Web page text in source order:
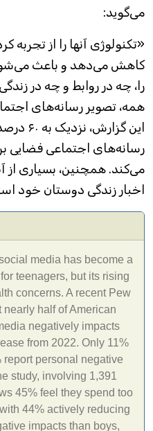
می‌گوید:
«تکنولوژی آنها را از تجربه
کاهش می‌دهد و باعث
را، چه در روابط و چه در
همه، تصویر رسانه‌های
این
رسانه‌های اجتماعی فضایی
می‌کند. همچنین، بسیاری از
اخبار زندگی دوستان خود
media has become a
teenagers, but its rising
concerns. A recent Pew
nearly half of American
negatively impacts
from 2022. Only 11%
personal negative
study, involving 1,391
45% feel they spend too
44% actively reducing
impacts than boys,